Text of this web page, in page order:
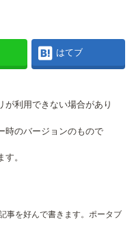
はてブ
利用できない場合があり
時のバージョンのもので
。
事を好んで書きます。ポータブ